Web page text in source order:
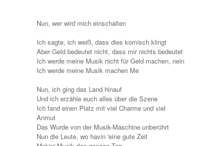
Nun, wer wird mich einschalten
Ich sagte, ich weiß, dass dies komisch klingt
Aber Geld bedeutet nicht, dass mir nichts bedeutet
Ich werde meine Musik nicht für Geld machen, nein
Ich werde meine Musik machen Me
Nun, ich ging das Land hinauf
Und ich erzähle euch alles über die Szene
Ich fand einen Platz mit viel Charme und viel
Anmut
Das Wurde von der Musik-Maschine unberührt
Nun die Leute, wo havin 'eine gute Zeit